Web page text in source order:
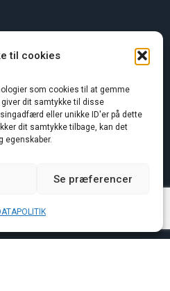
til cookies
som cookies til at gemme
dit samtykke til disse
eller unikke ID'er på dette
dit samtykke tilbage, kan det
egenskaber.
Se præferencer